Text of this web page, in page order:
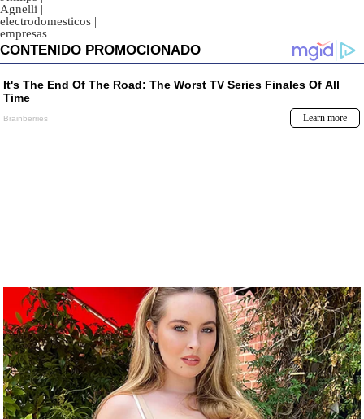
Agnelli |
electrodomesticos |
empresas